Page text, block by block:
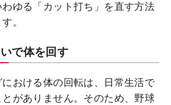
ゆる「カット打ち」を直す方法
。
で体を回す
おける体の回転は、日常生活で
がありません。そのため、野球